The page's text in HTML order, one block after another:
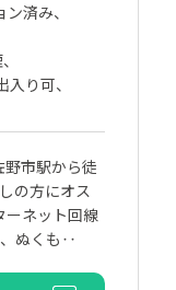
ン済み
入り可
市駅から徒
の方にオス
ーネット回線
、ぬくも‥